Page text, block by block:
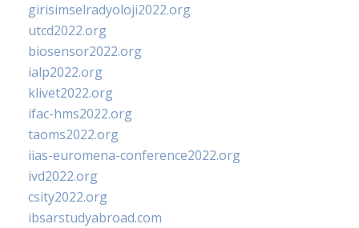
girisimselradyoloji2022.org
utcd2022.org
biosensor2022.org
ialp2022.org
klivet2022.org
ifac-hms2022.org
taoms2022.org
iias-euromena-conference2022.org
ivd2022.org
csity2022.org
ibsarstudyabroad.com